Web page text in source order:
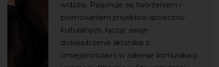
widzów. Pasjonuje się tworzeniem i
promowaniem projektów społeczno-
kulturalnych, łącząc swoje
doświadczenie aktorskie z
umiejętnościami w zakresie komunikacji